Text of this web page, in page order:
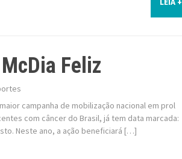
Feliz
campanha de mobilização nacional em prol
com câncer do Brasil, já tem data marcada:
Neste ano, a ação beneficiará […]